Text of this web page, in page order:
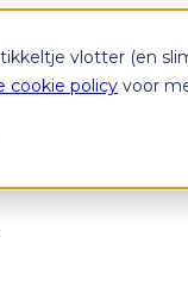
vlotter (en
cookie policy voor